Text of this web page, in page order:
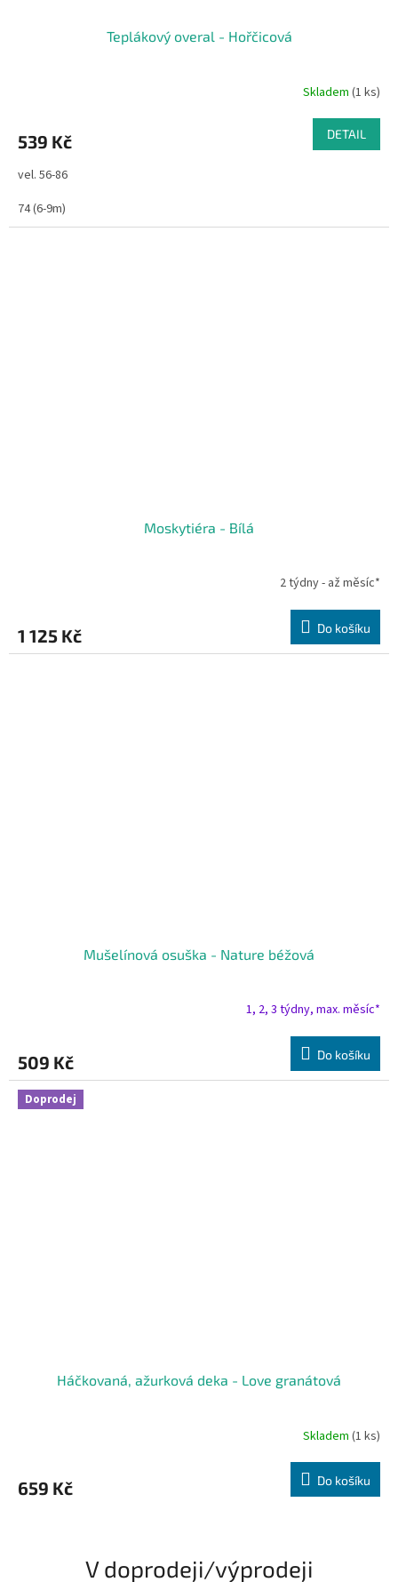
Teplákový overal - Hořčicová
Skladem (1 ks)
539 Kč DETAIL
vel. 56-86
74 (6-9m)
Moskytiéra - Bílá
2 týdny - až měsíc*
1 125 Kč Do košíku
Mušelínová osuška - Nature béžová
1, 2, 3 týdny, max. měsíc*
509 Kč Do košíku
Doprodej
Háčkovaná, ažurková deka - Love granátová
Skladem (1 ks)
659 Kč Do košíku
V doprodeji/výprodeji